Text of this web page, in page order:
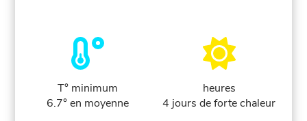
T° minimum
6.7° en moyenne
heures
4 jours de forte chaleur